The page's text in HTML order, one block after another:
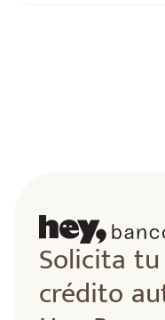
Solicita
crédito